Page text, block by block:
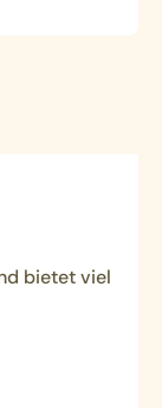
bietet viel